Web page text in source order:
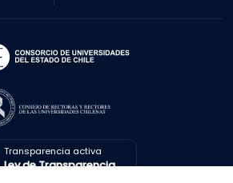
Transparencia activa
Ley de Transparencia